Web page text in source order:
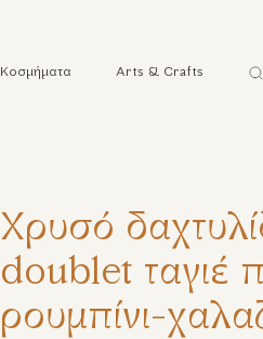
Κοσμήματα Arts & Crafts
Χρυσό
doublet ταγιέ
ρουμπίνι-